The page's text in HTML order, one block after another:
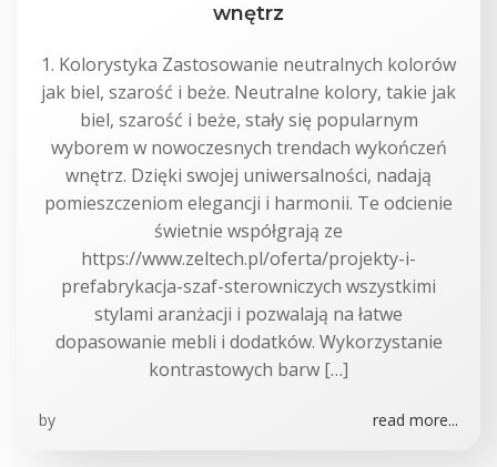
wnętrz
1. Kolorystyka Zastosowanie neutralnych kolorów
jak biel, szarość i beże. Neutralne kolory, takie jak
biel, szarość i beże, stały się popularnym
wyborem w nowoczesnych trendach wykończeń
wnętrz. Dzięki swojej uniwersalności, nadają
pomieszczeniom elegancji i harmonii. Te odcienie
świetnie współgrają ze
https://www.zeltech.pl/oferta/projekty-i-
prefabrykacja-szaf-sterowniczych wszystkimi
stylami aranżacji i pozwalają na łatwe
dopasowanie mebli i dodatków. Wykorzystanie
kontrastowych barw […]
by read more...